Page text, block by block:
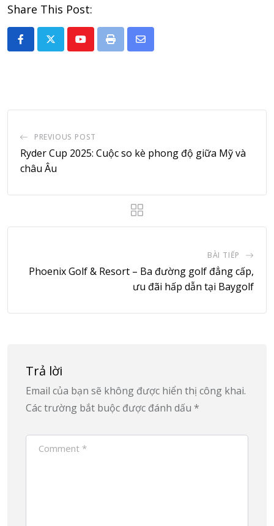
Share This Post:
YoutubePrint
Share
PREVIOUS POST
Ryder Cup 2025: Cuộc so kè phong độ giữa Mỹ và
châu Âu
BÀI TIẾP
Phoenix Golf & Resort – Ba đường golf đẳng cấp,
ưu đãi hấp dẫn tại Baygolf
Trả lời
Email của bạn sẽ không được hiển thị công khai.
Các trường bắt buộc được đánh dấu *